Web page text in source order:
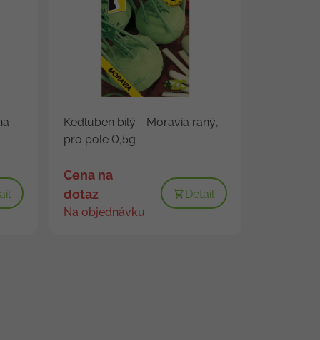
Kedluben bílý - Moravia raný,
pro pole 0,5g
Cena na
dotaz
Na objednávku
Detail